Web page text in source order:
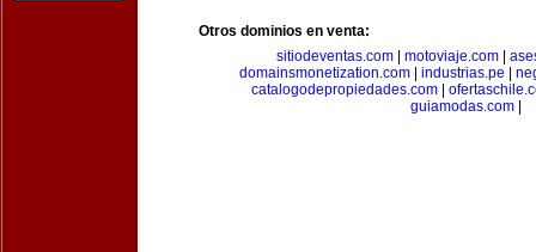
Otros dominios en venta:
sitiodeventas.com
motoviaje.com
domainsmonetization.com| industrias.pe
catalogodepropiedades.com|
guiamodas.com|